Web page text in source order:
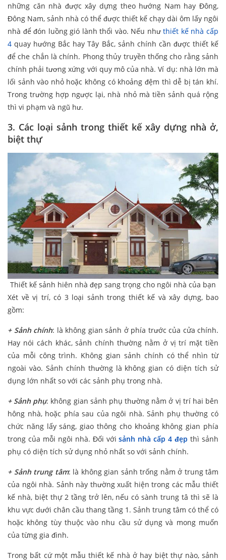
những căn nhà được xây dựng theo hướng Nam hay Đông,
Đông Nam, sảnh nhà có thể được thiết kế chạy dài ôm lấy ngôi
nhà để đón luồng gió lành thổi vào. Nếu nhưthiết kế nhà cấp
4 quay hướng Bắc hay Tây Bắc, sảnh chính cần được thiết kế
để che chắn là chính. Phong thủy truyền thống cho rằng sảnh
chính phải tương xứng với quy mô của nhà. Ví dụ: nhà lớn mà
lối sảnh vào nhỏ hoặc không có khoảng đệm thì dễ bị tán khí.
Trong trường hợp ngược lại, nhà nhỏ mà tiền sảnh quá rộng
thì vi phạm và ngũ hư.
3. Các loại sảnh trong thiết kế xây dựng nhà ở,
biệt thự
Thiết kế sảnh hiên nhà đẹp sang trọng cho ngôi nhà của bạn
Xét về vị trí, có 3 loại sảnh trong thiết kế và xây dựng, bao
gồm:
+ Sảnh chính: là không gian sảnh ở phía trước của cửa chính.
Hay nói cách khác, sảnh chính thường nằm ở vị trí mặt tiền
của mỗi công trình. Không gian sảnh chính có thể nhìn từ
ngoài vào. Sảnh chính thường là không gian có diện tích sử
dụng lớn nhất so với các sảnh phụ trong nhà.
+ Sảnh phụ: không gian sảnh phụ thường nằm ở vị trí hai bên
hông nhà, hoặc phía sau của ngôi nhà. Sảnh phụ thường có
chức năng lấy sáng, giao thông cho khoảng không gian phía
trong của mỗi ngôi nhà. Đối vớisảnh nhà cấp 4 đẹp thì sảnh
phụ có diện tích sử dụng nhỏ nhất so với sảnh chính.
+ Sảnh trung tâm: là không gian sảnh trống nằm ở trung tâm
của ngôi nhà. Sảnh này thường xuất hiện trong các mẫu thiết
kế nhà, biệt thự 2 tầng trở lên, nếu có sành trung tâ thì sẽ là
khu vực dưới chân cầu thang tầng 1. Sảnh trung tâm có thể có
hoặc không tùy thuộc vào nhu cầu sử dụng và mong muốn
của từng gia đình.
Trong bất cứ một mẫu thiết kế nhà ở hay biệt thự nào, sảnh